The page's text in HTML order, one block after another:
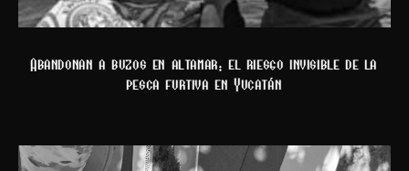
Abandonan a buzos en altamar: el riesgo invisible de la
pesca furtiva en Yucatán